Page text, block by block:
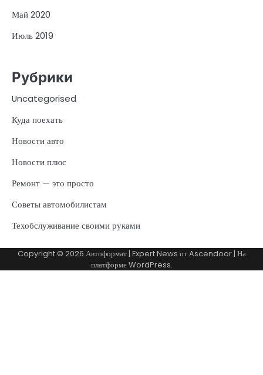
Май 2020
Июль 2019
Рубрики
Uncategorised
Куда поехать
Новости авто
Новости плюс
Ремонт — это просто
Советы автомобилистам
Техобслуживание своими руками
Copyright © 2026 Автоформат| Expert News отAscendoor| На
платформеWordPress.